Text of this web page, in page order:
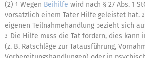
(2) 1 Wegen Beihilfe wird nach § 27 Abs. 1
vorsätzlich einem Täter Hilfe geleistet hat. 2
eigenen Teilnahmehandlung bezieht sich
3 Die Hilfe muss die Tat fördern, dies kann
(z. B. Ratschläge zur Tatausführung,